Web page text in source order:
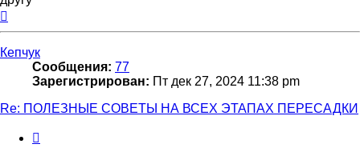
Кепчук
Сообщения: 77
Зарегистрирован: Пт дек 27, 2024 11:38 pm
Re: ПОЛЕЗНЫЕ СОВЕТЫ НА ВСЕХ ЭТАПАХ ПЕРЕСАДКИ